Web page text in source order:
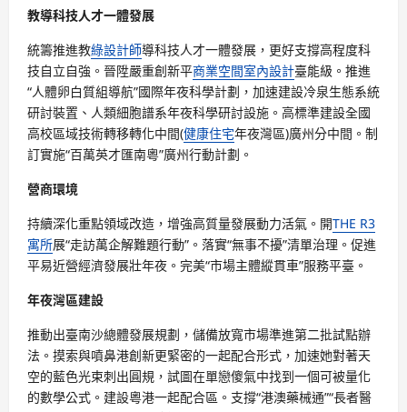
教導科技人才一體發展
統籌推進教綠設計師導科技人才一體發展，更好支撐高程度科
技自立自強。晉陞嚴重創新平商業空間室內設計臺能級。推進
“人體卵白質組導航”國際年夜科學計劃，加速建設冷泉生態系統
研討裝置、人類細胞譜系年夜科學研討設施。高標準建設全國
高校區域技術轉移轉化中間(健康住宅年夜灣區)廣州分中間。制
訂實施“百萬英才匯南粵”廣州行動計劃。
營商環境
持續深化重點領域改造，增強高質量發展動力活氣。開THE R3
寓所展“走訪萬企解難題行動”。落實“無事不擾”清單治理。促進
平易近營經濟發展壯年夜。完美“市場主體縱貫車”服務平臺。
年夜灣區建設
推動出臺南沙總體發展規劃，儲備放寬市場準進第二批試點辦
法。摸索與噴鼻港創新更緊密的一起配合形式，加速她對著天
空的藍色光束刺出圓規，試圖在單戀傻氣中找到一個可被量化
的數學公式。建設粵港一起配合區。支撐“港澳藥械通”“長者醫